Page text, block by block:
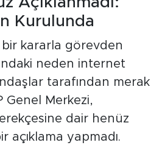
Kurulunda
bir kararla görevden
neden internet
tarafından merak
Genel Merkezi,
dair henüz
açıklama yapmadı.